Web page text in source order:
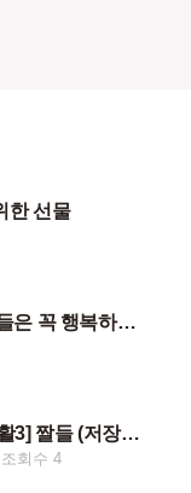
한 선물
신이 있다면 이 아이들은 꼭 행복하게 해주세요
[위아래 없는 한집생활3] 짤들 (저장시 핱/댓)
조회수 4